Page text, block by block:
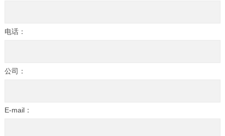
电话：
公司：
E-mail：